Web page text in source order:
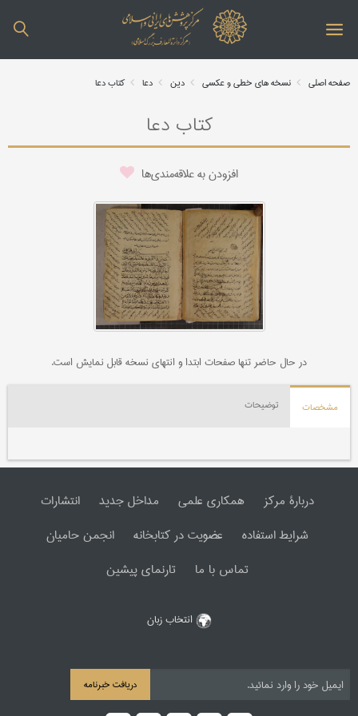
صفحه اصلی نسخه های خطی و عکسی دین دعا کتاب دعا
کتاب دعا
افزودن به علاقه‌مندی‌ها
در حال حاضر تنها صفحات ابتدا و انتهای نسخه قابل نمایش است.
مشخصات توضیحات
دربارۀ مرکز همکاری علمی مداخل جدید
انتشارات
شرایط استفاده
عضویت در کتابخانه
انجمن حامیان
تماس با ما
تارنمای پیشین
انتخاب زبان
دریافت خبرنامه